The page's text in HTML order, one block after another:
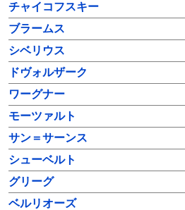
チャイコフスキー
ブラームス
シベリウス
ドヴォルザーク
ワーグナー
モーツァルト
サン＝サーンス
シューベルト
グリーグ
ベルリオーズ